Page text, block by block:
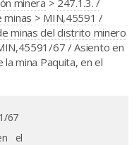
minera > 247.1.3. /
minas > MIN,45591 /
minas del distrito minero
67 / Asiento en
mina Paquita, en el
67
el